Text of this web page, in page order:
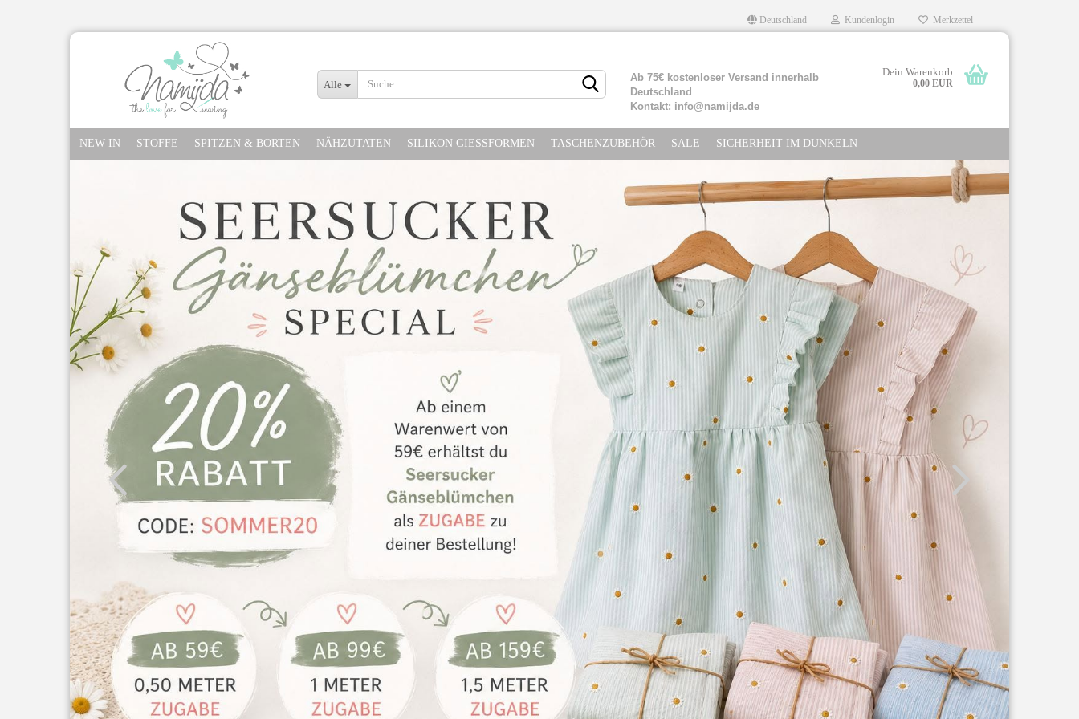
Deutschland Kundenlogin
Konto erstellen
Passwort vergessen?
Merkzettel
Alle
Ab 75€ kostenloser Versand innerhalb
Deutschland
Kontakt: info@namijda.de
Dein Warenkorb
0,00 EUR
NEW IN STOFFE SPITZEN & BORTEN NÄHZUTATEN SILIKON GIESSFORMEN TASCHENZUBEHÖR SALE SICHERHEIT IM DUNKELN